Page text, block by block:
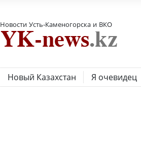
Новости Усть-Каменогорска и ВКО
Новый Казахстан Я очевидец